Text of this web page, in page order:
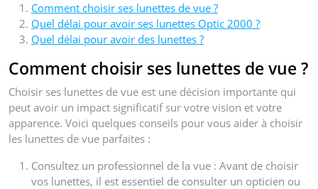
Comment choisir ses lunettes de vue ?
Quel délai pour avoir ses lunettes Optic 2000 ?
Quel délai pour avoir des lunettes ?
Comment choisir ses lunettes de vue ?
Choisir ses lunettes de vue est une décision importante qui
peut avoir un impact significatif sur votre vision et votre
apparence. Voici quelques conseils pour vous aider à choisir
les lunettes de vue parfaites :
Consultez un professionnel de la vue : Avant de choisir
vos lunettes, il est essentiel de consulter un opticien ou